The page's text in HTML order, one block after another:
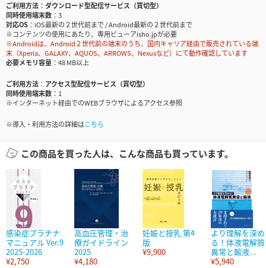
ご利用方法
ダウンロード型配信サービス（買切型）
同時使用端末数
3
対応OS
iOS最新の２世代前まで / Android最新の２世代前まで
※コンテンツの使用にあたり、専用ビューアisho.jpが必要
※Androidは、Android２世代前の端末のうち、国内キャリア経由で販売されている端
末（Xperia、GALAXY、AQUOS、ARROWS、Nexusなど）にて動作確認しています
必要メモリ容量
48 MB以上
ご利用方法
アクセス型配信サービス（買切型）
同時使用端末数
1
※インターネット経由でのWEBブラウザによるアクセス参照
※導入・利用方法の詳細はこちら
この商品を買った人は、こんな商品も買っています。
感染症プラチナ
マニュアル Ver.9
2025-2026
¥2,750
高血圧管理・治
療ガイドライン
2025
¥4,180
妊娠と授乳 第4
版
¥9,900
より理解を深め
る！体液電解質
異常と輸液...
¥5,940